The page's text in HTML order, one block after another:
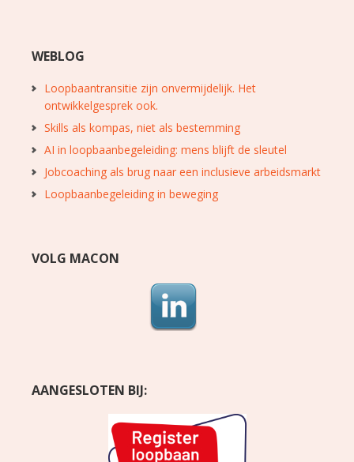
WEBLOG
Loopbaantransitie zijn onvermijdelijk. Het
ontwikkelgesprek ook.
Skills als kompas, niet als bestemming
AI in loopbaanbegeleiding: mens blijft de sleutel
Jobcoaching als brug naar een inclusieve arbeidsmarkt
Loopbaanbegeleiding in beweging
VOLG MACON
AANGESLOTEN BIJ: